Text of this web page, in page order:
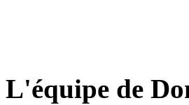
L'équipe de